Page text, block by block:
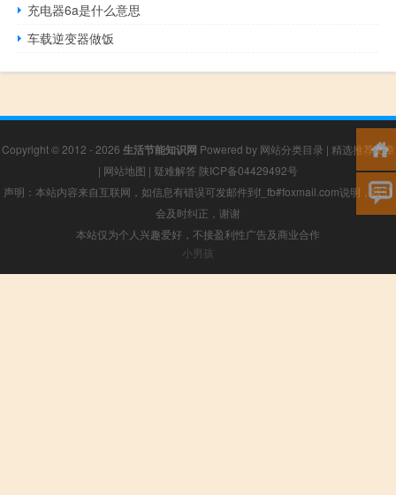
充电器6a是什么意思
车载逆变器做饭
Copyright © 2012 - 2026 生活节能知识网 Powered by 网站分类目录 | 精选推荐文章
| 网站地图 | 疑难解答 陕ICP备04429492号
声明：本站内容来自互联网，如信息有错误可发邮件到f_fb#foxmail.com说明，我们
会及时纠正，谢谢
本站仅为个人兴趣爱好，不接盈利性广告及商业合作
小男孩